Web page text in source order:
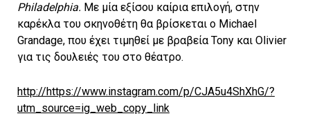
Philadelphia. Με μία εξίσου καίρια επιλογή, στην
καρέκλα του σκηνοθέτη θα βρίσκεται ο Michael
Grandage, που έχει τιμηθεί με βραβεία Tony και Olivier
για τις δουλειές του στο θέατρο.
http://https://www.instagram.com/p/CJA5u4ShXhG/?
utm_source=ig_web_copy_link